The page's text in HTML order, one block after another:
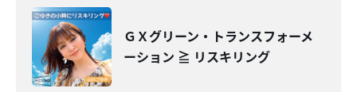
ＧＸグリーン・トランスフォーメ
ーション ≧ リスキリング